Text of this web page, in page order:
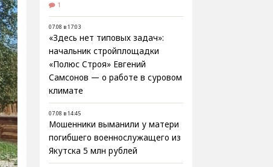
1
07.08 в 17:03
«Здесь нет типовых задач»:
начальник стройплощадки
«Полюс Строя» Евгений
Самсонов — о работе в суровом
климате
07.08 в 14:45
Мошенники выманили у матери
погибшего военнослужащего из
Якутска 5 млн рублей